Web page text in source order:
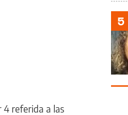
4 referida a las
5